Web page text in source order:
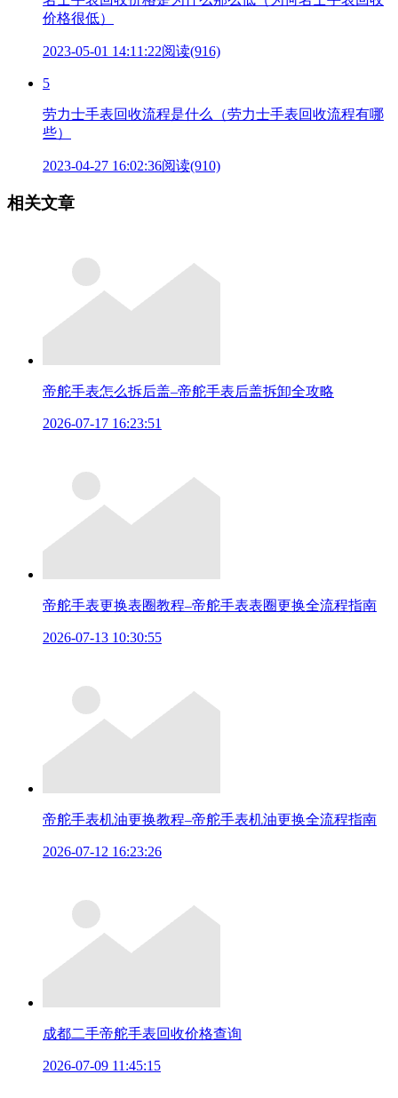
价格很低）
2023-05-01 14:11:22阅读(916)
5
劳力士手表回收流程是什么（劳力士手表回收流程有哪
些）
2023-04-27 16:02:36阅读(910)
相关文章
帝舵手表怎么拆后盖–帝舵手表后盖拆卸全攻略
2026-07-17 16:23:51
帝舵手表更换表圈教程–帝舵手表表圈更换全流程指南
2026-07-13 10:30:55
帝舵手表机油更换教程–帝舵手表机油更换全流程指南
2026-07-12 16:23:26
成都二手帝舵手表回收价格查询
2026-07-09 11:45:15